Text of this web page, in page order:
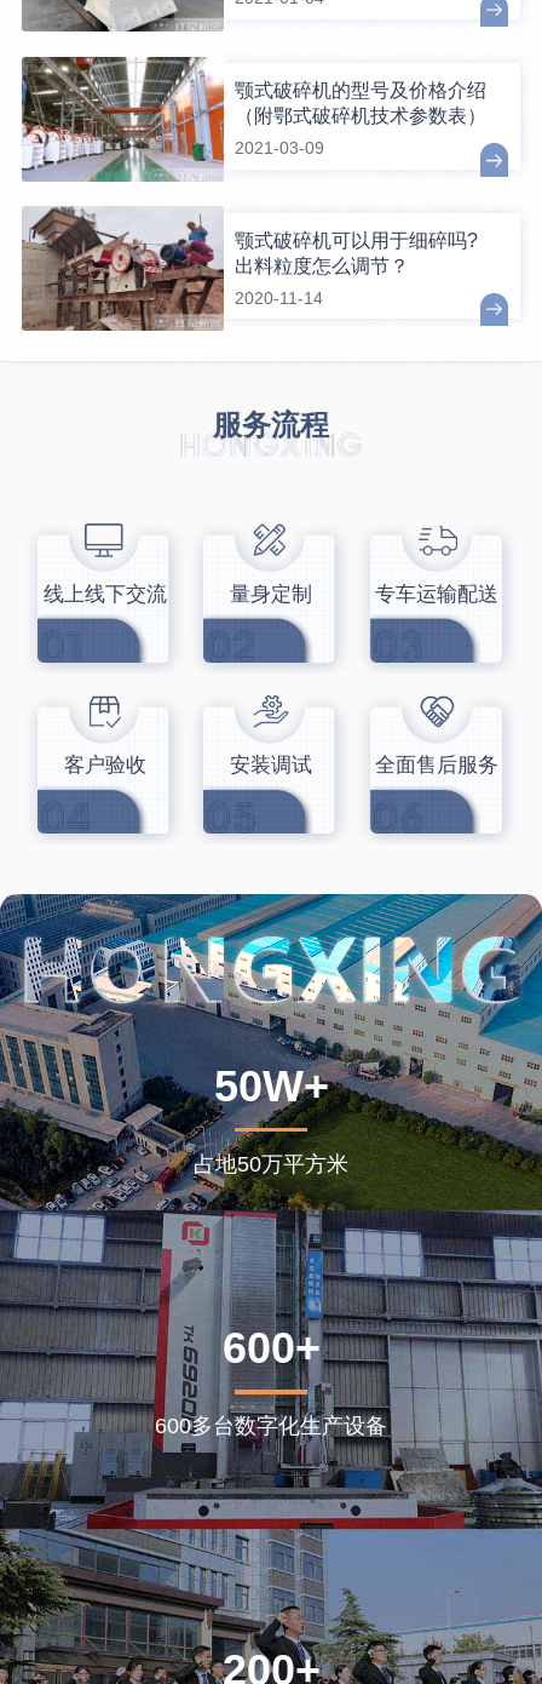
颚式破碎机的型号及价格介绍
（附鄂式破碎机技术参数表）
2021-03-09
颚式破碎机可以用于细碎吗?
出料粒度怎么调节？
2020-11-14
服务流程
线上线下交流 量身定制 专车运输配送
客户验收 安装调试 全面售后服务
50W+
占地50万平方米
600+
600多台数字化生产设备
200+